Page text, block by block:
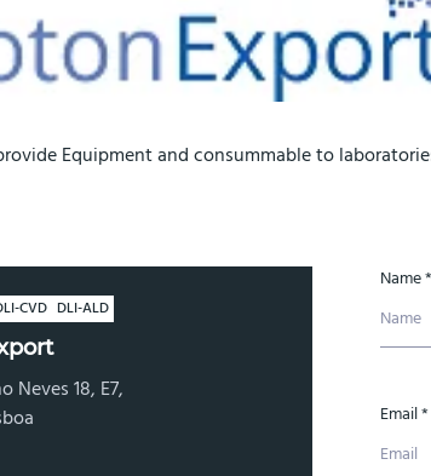
Equipment and consummable to
CVD DLI-ALD
Neves 18, E7,
Name *
Email *